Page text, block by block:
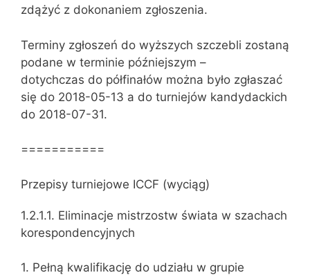
zdążyć z dokonaniem zgłoszenia.
Terminy zgłoszeń do wyższych szczebli zostaną
podane w terminie późniejszym –
dotychczas do półfinałów można było zgłaszać
się do 2018-05-13 a do turniejów kandydackich
do 2018-07-31.
===========
Przepisy turniejowe ICCF (wyciąg)
1.2.1.1. Eliminacje mistrzostw świata w szachach
korespondencyjnych
1. Pełną kwalifikację do udziału w grupie